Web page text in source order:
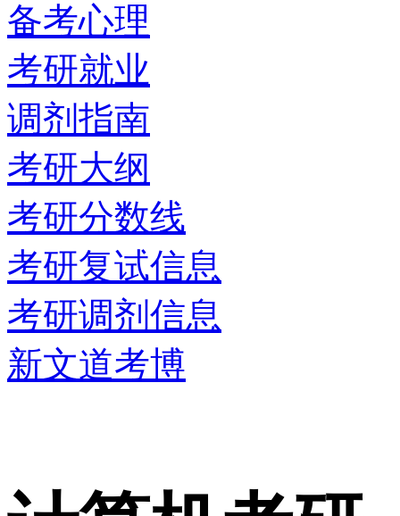
备考心理
考研就业
调剂指南
考研大纲
考研分数线
考研复试信息
考研调剂信息
新文道考博